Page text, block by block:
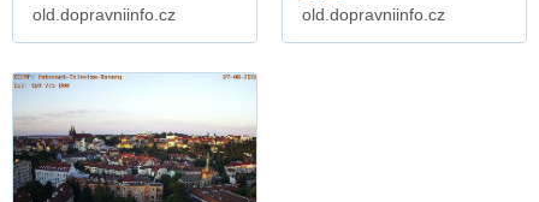
old.dopravniinfo.cz
old.dopravniinfo.cz